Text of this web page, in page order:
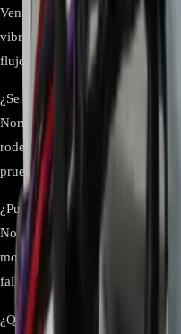
Ventilador que no arranca, gira
vibraciones, protección por
flujo de aire aún con compresor
¿Se requiere alguna
Normalmente no, al ser
rodete en su posición, verifique
prueba en todas las velocidades.
¿Puedo usar un motor
No se recomienda. La
modelo específico. Use el
fallas.
¿Qué debo revisar antes de